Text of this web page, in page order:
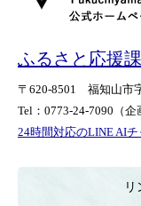
ふるさと応援課
〒620-8501 福知山市
Tel：0773-24-7090 （
24時間対応のLINE AI
外